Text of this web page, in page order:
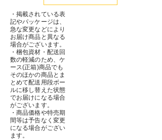
・掲載されている表
記やパッケージは、
急な変更などにより
お届け商品と異なる
場合がございます。
・梱包資材・配送回
数の軽減のため、ケ
ース(正箱)商品でも
そのほかの商品とま
とめて配送用段ボー
ルに移し替えた状態
でお届けになる場合
がございます。
・商品価格や特売期
間等は予告なく変更
になる場合がござい
ます。